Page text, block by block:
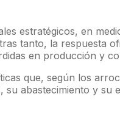
estratégicos, en
tanto, la respuesta
en producción y
que, según los
abastecimiento y su